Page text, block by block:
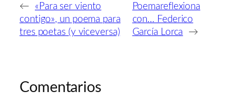
←
«Para ser viento
contigo», un poema para
tres poetas (y viceversa)
Poemareflexiona
con… Federico
García Lorca
→
Comentarios